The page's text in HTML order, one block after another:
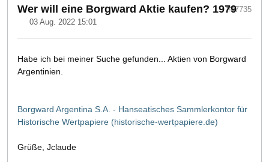
Wer will eine Borgward Aktie kaufen? 1979
03 Aug. 2022 15:01
#47735
Habe ich bei meiner Suche gefunden... Aktien von Borgward
Argentinien.
Borgward Argentina S.A. - Hanseatisches Sammlerkontor für
Historische Wertpapiere (historische-wertpapiere.de)
Grüße, Jclaude